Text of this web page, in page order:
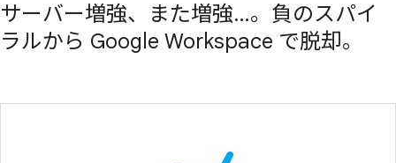
サーバー増強、また増強…。負のスパイ
ラルから Google Workspace で脱却。